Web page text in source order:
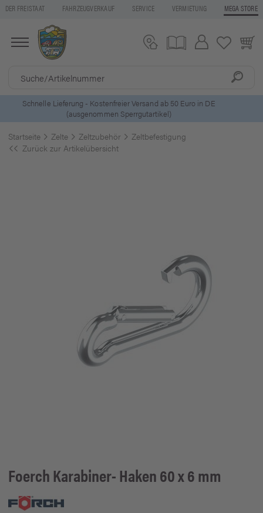
DER FREISTAAT FAHRZEUGVERKAUF SERVICE VERMIETUNG MEGA STORE
5 Euro Gutschein* bei Newsletter-Anmeldung
Startseite Zelte Zeltzubehör
Zeltbefestigung
Zurück zur Artikelübersicht
Foerch Karabiner- Haken 60 x 6 mm